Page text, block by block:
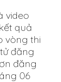
video
quả
vòng thi
đăng
đăng
06